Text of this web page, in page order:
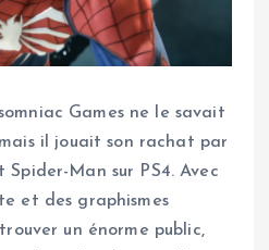
Games ne le savait
il jouait son rachat par
Man sur PS4. Avec
et des graphismes
un énorme public,